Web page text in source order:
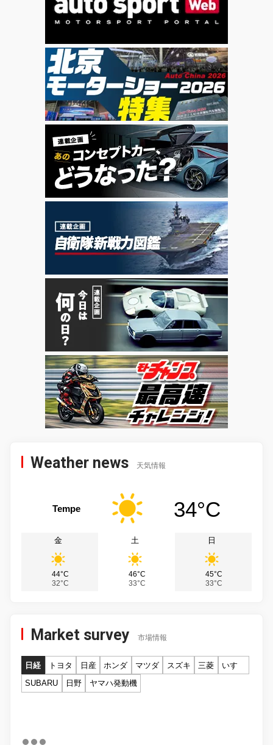
Weather news 天気情報
Tempe 34°C
金
44°C
32°C
土
46°C
33°C
日
45°C
33°C
Market survey 市場情報
日経 トヨタ 日産 ホンダ マツダ スズキ 三菱
いすゞ
SUBARU
日野 ヤマハ発動機